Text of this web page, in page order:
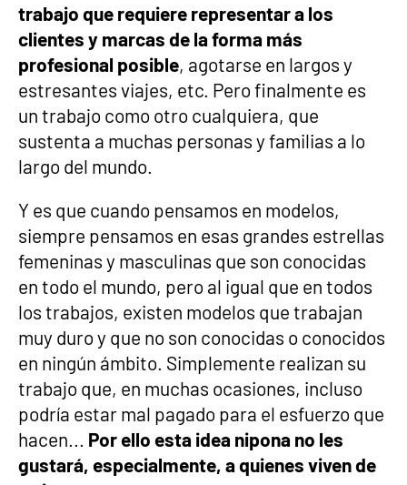
trabajo que requiere representar a los
clientes y marcas de la forma más
profesional posible, agotarse en largos y
estresantes viajes, etc. Pero finalmente es
un trabajo como otro cualquiera, que
sustenta a muchas personas y familias a lo
largo del mundo.
Y es que cuando pensamos en modelos,
siempre pensamos en esas grandes estrellas
femeninas y masculinas que son conocidas
en todo el mundo, pero al igual que en todos
los trabajos, existen modelos que trabajan
muy duro y que no son conocidas o conocidos
en ningún ámbito. Simplemente realizan su
trabajo que, en muchas ocasiones, incluso
podría estar mal pagado para el esfuerzo que
hacen... Por ello esta idea nipona no les
gustará, especialmente, a quienes viven de